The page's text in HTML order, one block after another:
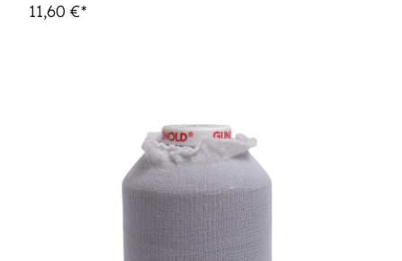
11,60 €*